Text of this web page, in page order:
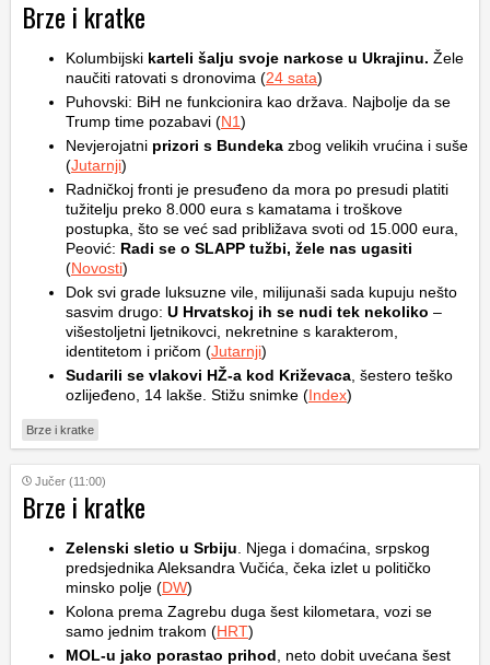
Brze i kratke
Kolumbijski karteli šalju svoje narkose u Ukrajinu. Žele
naučiti ratovati s dronovima (24 sata)
Puhovski: BiH ne funkcionira kao država. Najbolje da se
Trump time pozabavi (N1)
Nevjerojatni prizori s Bundeka zbog velikih vrućina i suše
(Jutarnji)
Radničkoj fronti je presuđeno da mora po presudi platiti
tužitelju preko 8.000 eura s kamatama i troškove
postupka, što se već sad približava svoti od 15.000 eura,
Peović: Radi se o SLAPP tužbi, žele nas ugasiti
(Novosti)
Dok svi grade luksuzne vile, milijunaši sada kupuju nešto
sasvim drugo: U Hrvatskoj ih se nudi tek nekoliko –
višestoljetni ljetnikovci, nekretnine s karakterom,
identitetom i pričom (Jutarnji)
Sudarili se vlakovi HŽ-a kod Križevaca , šestero teško
ozlijeđeno, 14 lakše. Stižu snimke (Index)
Brze i kratke
Jučer (11:00)
Brze i kratke
Zelenski sletio u Srbiju . Njega i domaćina, srpskog
predsjednika Aleksandra Vučića, čeka izlet u političko
minsko polje (DW)
Kolona prema Zagrebu duga šest kilometara, vozi se
samo jednim trakom (HRT)
MOL-u jako porastao prihod , neto dobit uvećana šest